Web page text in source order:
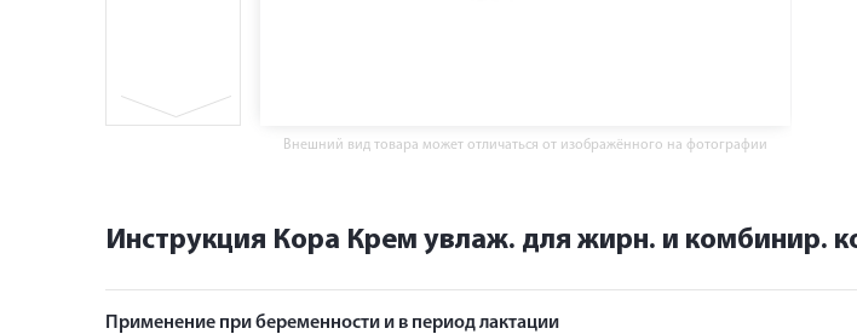
Внешний вид товара может отличаться от изображённого на фотографии
Инструкция Кора Крем увлаж. для жирн. и комбинир.
Применение при беременности и в период лактации